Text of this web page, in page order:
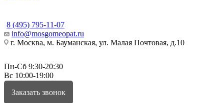
8 (495) 795-11-07
info@mosgomeopat.ru
г. Москва, м. Бауманская, ул. Малая Почтовая, д.10
Пн-Сб 9:30-20:30
Вс 10:00-19:00
Заказать звонок